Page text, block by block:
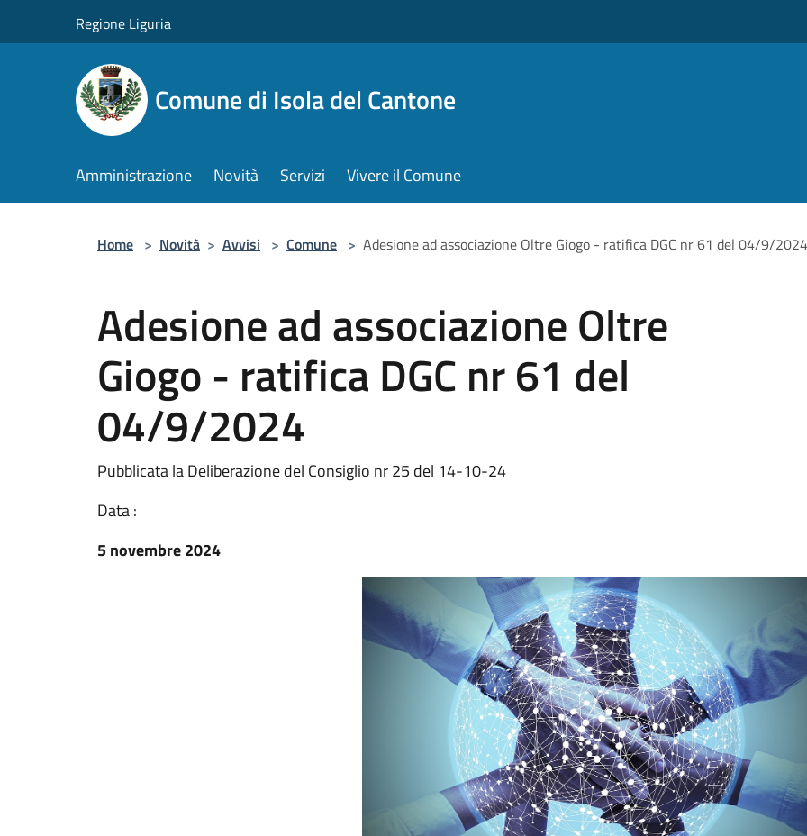
Regione Liguria
Comune di Isola del Cantone
Amministrazione Novità Servizi Vivere il Comune
Home > Novità > Avvisi > Comune > Adesione ad associazione Oltre Giogo - ratifica DGC nr 61 del 04/9/2024
Adesione ad associazione Oltre
Giogo - ratifica DGC nr 61 del
04/9/2024
Pubblicata la Deliberazione del Consiglio nr 25 del 14-10-24
Data :
5 novembre 2024